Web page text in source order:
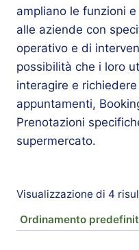
ampliano le funzioni
alle aziende con
operativo e di
possibilità che i loro
interagire e
appuntamenti,
Prenotazioni
supermercato.
Visualizzazione di 4